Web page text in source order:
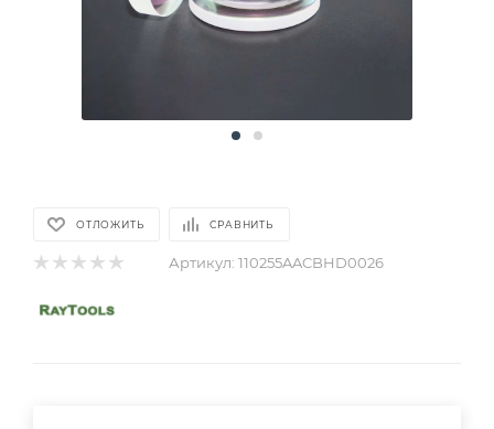
ОТЛОЖИТЬ СРАВНИТЬ
Артикул: 110255AACBHD0026